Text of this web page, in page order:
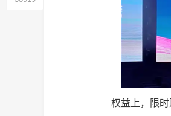
权益上，限